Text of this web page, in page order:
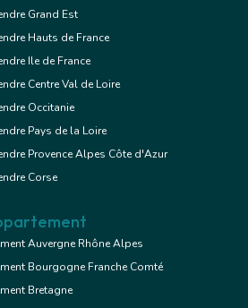
Grand Est
Hauts de France
Ile de France
Centre Val de Loire
Occitanie
Pays de la Loire
Provence Alpes Côte d'Azur
Corse
Auvergne Rhône Alpes
Bourgogne Franche Comté
Bretagne